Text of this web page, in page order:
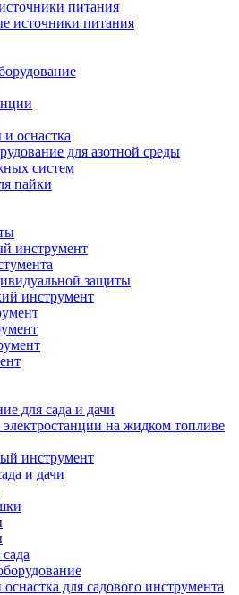
питания
источники питания
оснастка
для азотной среды
систем
пайки
инструмент
защиты
инструмент
для сада и дачи
на жидком топливе
инструмент
и дачи
для садового инструмента